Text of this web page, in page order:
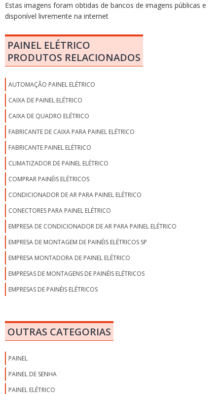
Estas imagens foram obtidas de bancos de imagens públicas e
disponível livremente na internet
PAINEL ELÉTRICO
PRODUTOS RELACIONADOS
AUTOMAÇÃO PAINEL ELÉTRICO
CAIXA DE PAINEL ELÉTRICO
CAIXA DE QUADRO ELÉTRICO
FABRICANTE DE CAIXA PARA PAINEL ELÉTRICO
FABRICANTE PAINEL ELÉTRICO
CLIMATIZADOR DE PAINEL ELÉTRICO
COMPRAR PAINÉIS ELÉTRICOS
CONDICIONADOR DE AR PARA PAINEL ELÉTRICO
CONECTORES PARA PAINEL ELÉTRICO
EMPRESA DE CONDICIONADOR DE AR PARA PAINEL ELÉTRICO
EMPRESA DE MONTAGEM DE PAINÉIS ELÉTRICOS SP
EMPRESA MONTADORA DE PAINEL ELÉTRICO
EMPRESAS DE MONTAGENS DE PAINÉIS ELÉTRICOS
EMPRESAS DE PAINÉIS ELÉTRICOS
EMPRESAS MONTADORAS DE PAINÉIS ELÉTRICOS EM SP
EMPRESAS MONTADORAS DE PAINÉIS ELÉTRICOS INDUSTRIAIS
OUTRAS CATEGORIAS
PAINEL
PAINEL DE SENHA
PAINEL ELÉTRICO